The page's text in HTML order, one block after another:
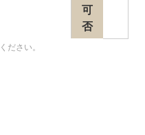
可
否
ださい。